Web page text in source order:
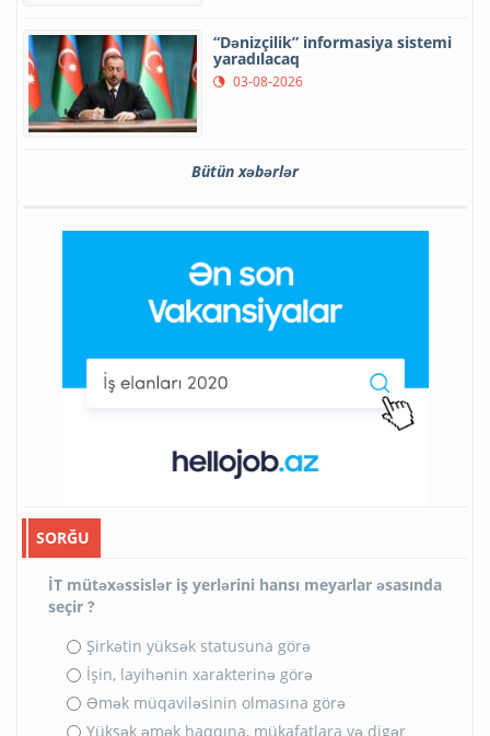
“Dənizçilik” informasiya sistemi
yaradılacaq
03-08-2026
Bütün xəbərlər
SORĞU
İT mütəxəssislər iş yerlərini hansı meyarlar əsasında
seçir ?
Şirkətin yüksək statusuna görə
İşin, layihənin xarakterinə görə
Əmək müqaviləsinin olmasına görə
Yüksək əmək haqqına, mükafatlara və digər